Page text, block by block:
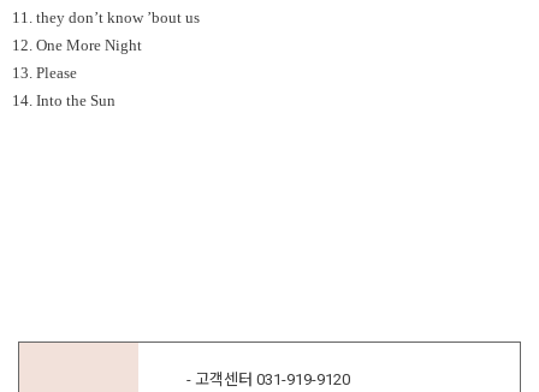
11. they don’t know ’bout us
12. One More Night
13. Please
14. Into the Sun
- 고객센터 031-919-9120